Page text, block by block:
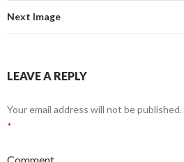
Next Image
LEAVE A REPLY
Your email address will not be published.
*